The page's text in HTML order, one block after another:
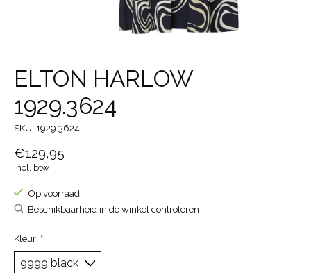
ELTON HARLOW
1929.3624
SKU: 1929.3624
€129,95
Incl. btw
Op voorraad
Beschikbaarheid in de winkel controleren
Kleur: *